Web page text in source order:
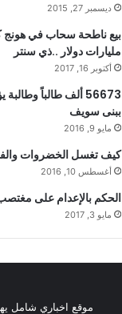
ديسمبر 27, 2015
مليارات دولار ..ذي سنتر
أكتوبر 16, 2017
56673 ألف طالباً
ببنى سويف
مايو 9, 2016
كيف تغسل الخضروات
أغسطس 10, 2016
الحكم بالإعدام على
مايو 3, 2017
موقع اخباري شامل